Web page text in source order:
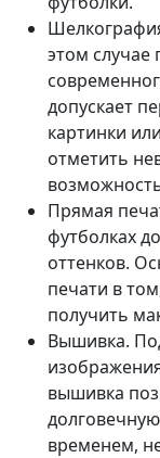
этом случае
допускает
картинки
отметить
Прямая
футболках
оттенков.
печати в
получить
Вышивка.
вышивка
временем,